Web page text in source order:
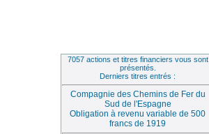
7057 actions et titres financiers vous sont
présentés.
Derniers titres entrés :
Compagnie des Chemins de Fer du
Sud de l'Espagne
Obligation à revenu variable de 500
francs de 1919